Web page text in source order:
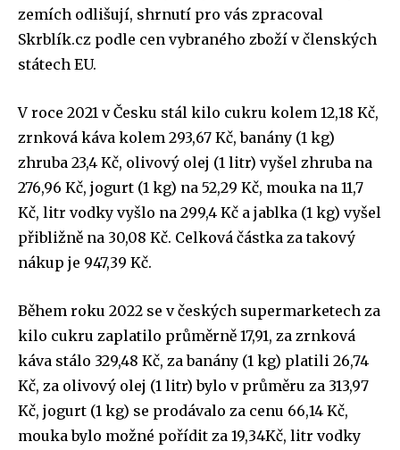
zemích odlišují, shrnutí pro vás zpracoval
Skrblík.cz podle cen vybraného zboží v členských
státech EU.
V roce 2021 v Česku stál kilo cukru kolem 12,18 Kč,
zrnková káva kolem 293,67 Kč, banány (1 kg)
zhruba 23,4 Kč, olivový olej (1 litr) vyšel zhruba na
276,96 Kč, jogurt (1 kg) na 52,29 Kč, mouka na 11,7
Kč, litr vodky vyšlo na 299,4 Kč a jablka (1 kg) vyšel
přibližně na 30,08 Kč. Celková částka za takový
nákup je 947,39 Kč.
Během roku 2022 se v českých supermarketech za
kilo cukru zaplatilo průměrně 17,91, za zrnková
káva stálo 329,48 Kč, za banány (1 kg) platili 26,74
Kč, za olivový olej (1 litr) bylo v průměru za 313,97
Kč, jogurt (1 kg) se prodávalo za cenu 66,14 Kč,
mouka bylo možné pořídit za 19,34Kč, litr vodky